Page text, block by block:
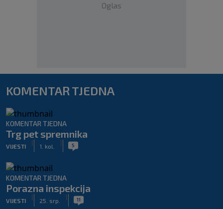
Oglas
KOMENTAR TJEDNA
KOMENTAR TJEDNA
Trg pet spremnika
VIJESTI
|
1. kol.
| 5
KOMENTAR TJEDNA
Porazna inspekcija
VIJESTI
|
25. srp.
| 11